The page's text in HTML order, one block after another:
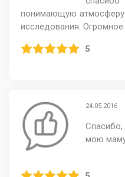
понимающую
исследования.
5
24.05.2016
мою